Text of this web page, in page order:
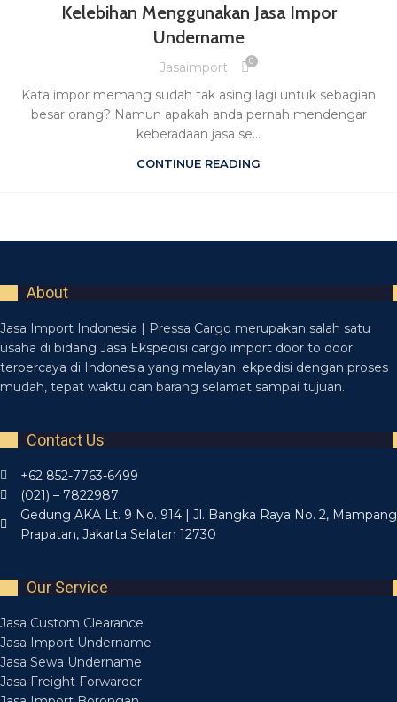
Kelebihan Menggunakan Jasa Impor
Undername
Jasaimport 0
Kata impor memang sudah tak asing lagi untuk sebagian
besar orang? Namun apakah anda pernah mendengar
keberadaan jasa se...
CONTINUE READING
About
Jasa Import Indonesia | Pressa Cargo merupakan salah satu
usaha di bidang Jasa Ekspedisi cargo import door to door
terpercaya di Indonesia yang melayani ekpedisi dengan proses
mudah, tepat waktu dan barang selamat sampai tujuan.
Contact Us
+62 852-7763-6499
(021) – 7822987
Gedung AKA Lt. 9 No. 914 | Jl. Bangka Raya No. 2, Mampang
Prapatan, Jakarta Selatan 12730
Our Service
Jasa Custom Clearance
Jasa Import Undername
Jasa Sewa Undername
Jasa Freight Forwarder